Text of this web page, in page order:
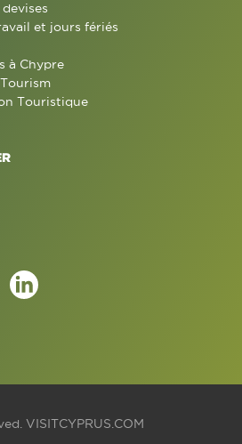
et jours fériés
à Chypre
Touristique
VISITCYPRUS.COM